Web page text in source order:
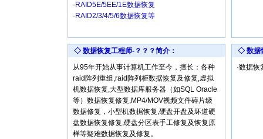
·RAID5E/5EE/1E数据恢复
·RAID2/3/4/5/6数据恢复等
◇ 数据恢复工程师-？？？简介：
从95年开始从事计算机工作至今，擅长：各种
raid阵列重组,raid阵列柜数据恢复及修复,虚拟
机数据恢复,大型数据库服务器（如SQL Oracle
等）数据恢复修复,MP4/MOV视频文件碎片级
数据修复，小型机数据恢复,硬盘开盘及坏道硬
盘数据恢复修复,硬盘分区表手工修复及恢复原
样等疑难数据恢复及修复。
◇ 数据
·数据